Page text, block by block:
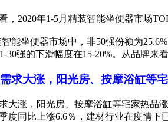
，2020年1-5月精装智能坐便器市场
智能坐便器市场中，非50强份额为
30强的下滑幅度在15-20%。从品牌来
求大涨，阳光房、按摩浴缸等
大涨，阳光房、按摩浴缸等宅家热品
度同比上涨6.6％，建材行业在疫情